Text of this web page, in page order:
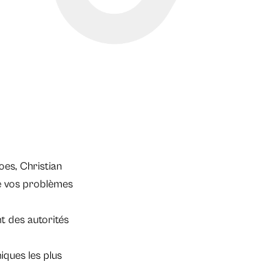
Christian
vos problèmes
des autorités
les plus